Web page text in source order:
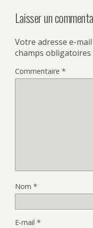
Laisser un
Votre adresse e-
champs
Commentaire *
Nom *
E-mail *